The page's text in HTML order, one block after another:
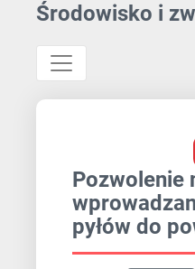
Środowisko i
Pozwolenie
pyłów do